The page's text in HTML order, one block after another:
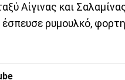
Αίγινας και
έσπευσε ρυμουλκό,